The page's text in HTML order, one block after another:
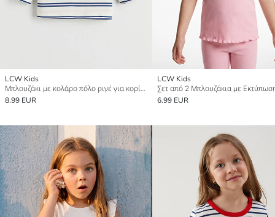
LCW Kids
Μπλουζάκι με κολάρο πόλο ριγέ για κορίτσια
8.99 EUR
LCW Kids
6.99 EUR